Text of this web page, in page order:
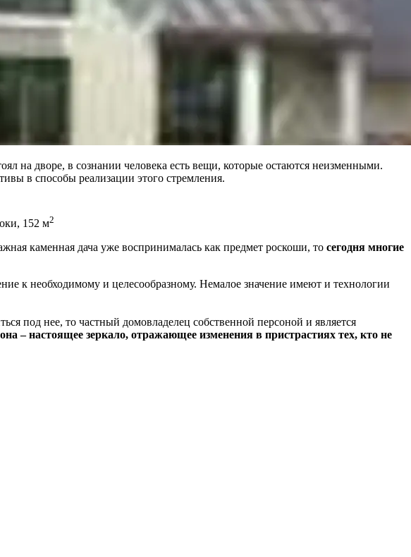
на дворе, в сознании человека есть вещи, которые остаются неизменными.
в способы реализации этого стремления.
152 м2
каменная дача уже воспринималась как предмет роскоши, то сегодня многие
к необходимому и целесообразному. Немалое значение имеют и технологии
под нее, то частный домовладелец собственной персоной и является
– настоящее зеркало, отражающее изменения в пристрастиях тех, кто не